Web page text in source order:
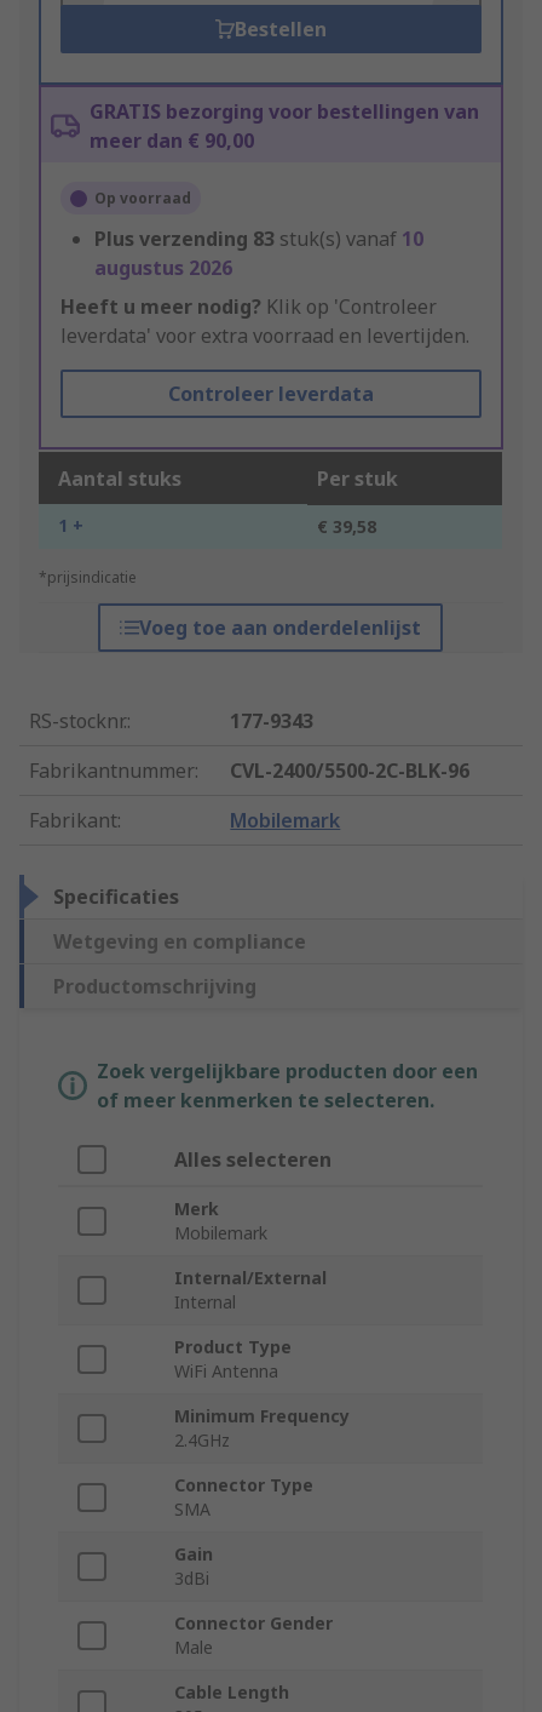
Bestellen
GRATIS bezorging voor bestellingen van
meer dan € 90,00
Op voorraad
Plus verzending 83 stuk(s) vanaf 10
augustus 2026
Heeft u meer nodig? Klik op 'Controleer
leverdata' voor extra voorraad en levertijden.
Controleer leverdata
Aantal stuks Per stuk
1 + € 39,58
*prijsindicatie
Voeg toe aan onderdelenlijst
RS-stocknr.:
177-9343
Fabrikantnummer:
CVL-2400/5500-2C-BLK-96
Fabrikant: Mobilemark
Specificaties
Wetgeving en compliance
Productomschrijving
Zoek vergelijkbare producten door een
of meer kenmerken te selecteren.
Alles selecteren
Merk
Mobilemark
Internal/External
Internal
Product Type
WiFi Antenna
Minimum Frequency
2.4GHz
Connector Type
SMA
Gain
3dBi
Connector Gender
Male
Cable Length